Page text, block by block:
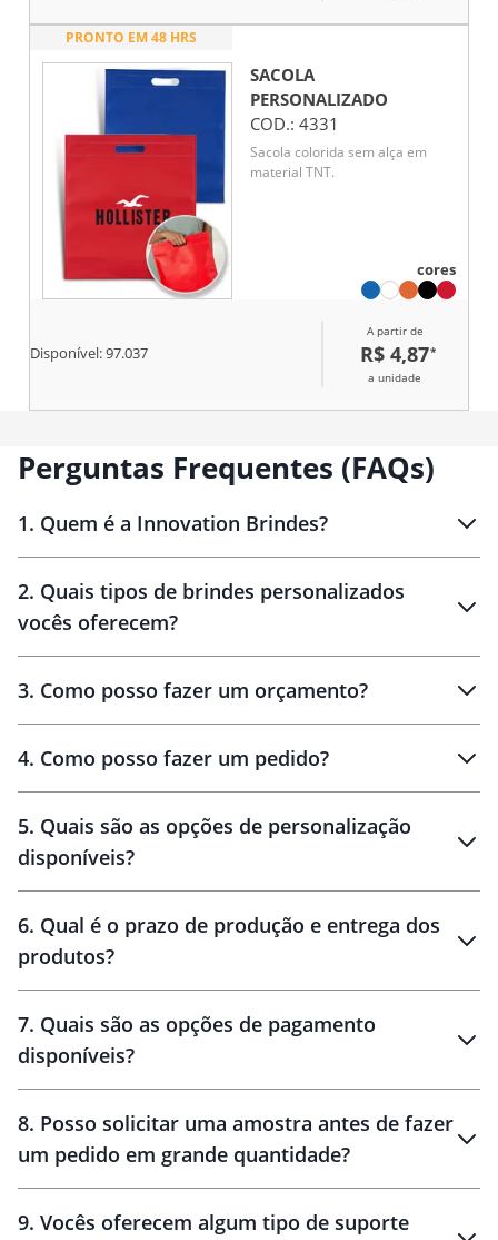
PRONTO EM 48 HRS
SACOLA
PERSONALIZADO
COD.: 4331
Sacola colorida sem alça em
material TNT.
cores
Disponível:97.037
A partir de
R$ 4,87*
a unidade
Perguntas Frequentes (FAQs)
1. Quem é a Innovation Brindes?
Brindes personalizados
2. Quais tipos de brindes personalizados
vocês oferecem?
personalizados
3. Como posso fazer um orçamento?
brinde
personalização
4. Como posso fazer um pedido?
amostra virtual
5. Quais são as opções de personalização
disponíveis?
6. Qual é o prazo de produção e entrega dos
produtos?
10 dias
brinde
48 horas
7. Quais são as opções de pagamento
disponíveis?
8. Posso solicitar uma amostra antes de fazer
um pedido em grande quantidade?
9. Vocês oferecem algum tipo de suporte